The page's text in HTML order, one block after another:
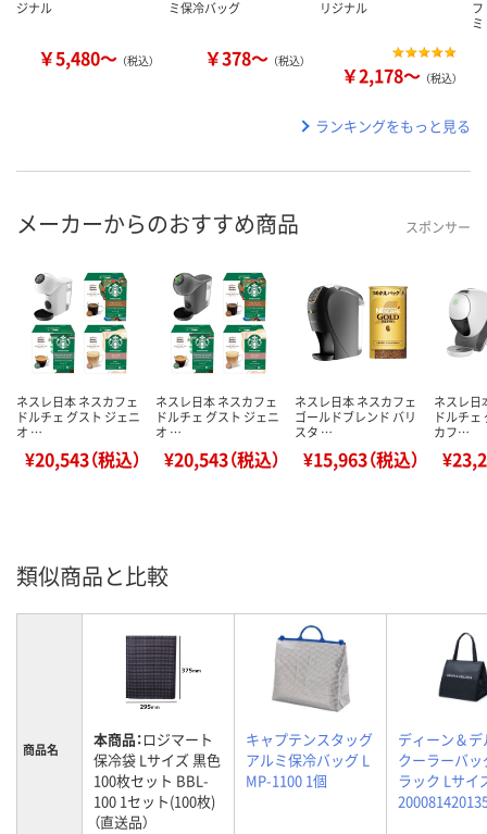
ジナル
￥5,480～ （税込）
ミ保冷バッグ
￥378～ （税込）
リジナル
￥2,178～ （税込）
ミ
ランキングをもっと見る
メーカーからのおすすめ商品 スポンサー
ネスレ日本 ネスカフェ
ドルチェ グスト ジェニ
オ …
¥20,543（税込）
ネスレ日本 ネスカフェ
ドルチェ グスト ジェニ
オ …
¥20,543（税込）
ネスレ日本 ネスカフェ
ゴールドブレンド バリ
スタ …
¥15,963（税込）
ネスレ日
ドルチェ
カフ…
類似商品と比較
商品名 本商品：ロジマート
保冷袋 Lサイズ 黒色
100枚セット BBL-
100 1セット(100枚)
（直送品）
キャプテンスタッグ
アルミ保冷バッグ L
MP-1100 1個
ディーン＆
クーラーバッ
ラック Lサイ